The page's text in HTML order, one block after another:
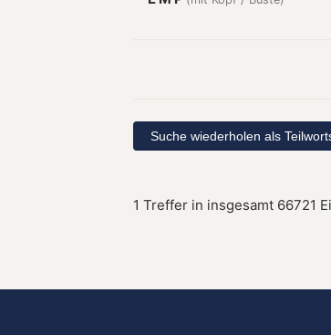
1 Treffer in insgesamt 66721